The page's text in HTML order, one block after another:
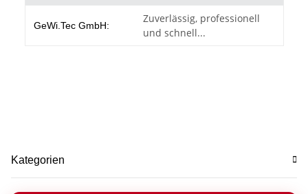
GeWi.Tec GmbH:
Zuverlässig, professionell
und schnell...
Kategorien